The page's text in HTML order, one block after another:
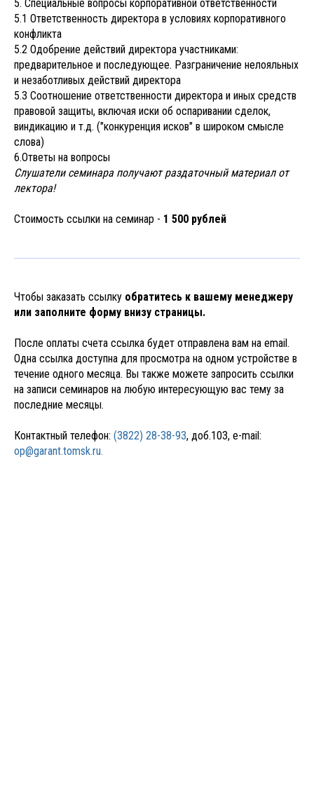
5. Специальные вопросы корпоративной ответственности
5.1 Ответственность директора в условиях корпоративного
конфликта
5.2 Одобрение действий директора участниками:
предварительное и последующее. Разграничение нелояльных
и незаботливых действий директора
5.3 Соотношение ответственности директора и иных средств
правовой защиты, включая иски об оспаривании сделок,
виндикацию и т.д. ("конкуренция исков" в широком смысле
слова)
6.Ответы на вопросы
Слушатели семинара получают раздаточный материал от
лектора!
Стоимость ссылки на семинар - 1 500 рублей
Чтобы заказать ссылку обратитесь к вашему менеджеру
или заполните форму внизу страницы.
После оплаты счета ссылка будет отправлена вам на email.
Одна ссылка доступна для просмотра на одном устройстве в
течение одного месяца. Вы также можете запросить ссылки
на записи семинаров на любую интересующую вас тему за
последние месяцы.
Контактный телефон: (3822) 28-38-93, доб.103, e-mail:
op@garant.tomsk.ru.